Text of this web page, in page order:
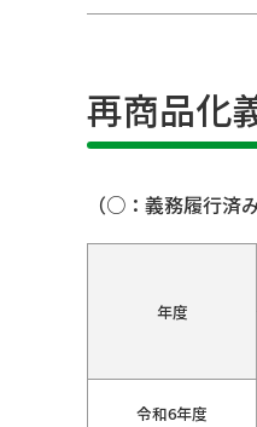
再商品化
（○：義務履行済
年度
令和6年度